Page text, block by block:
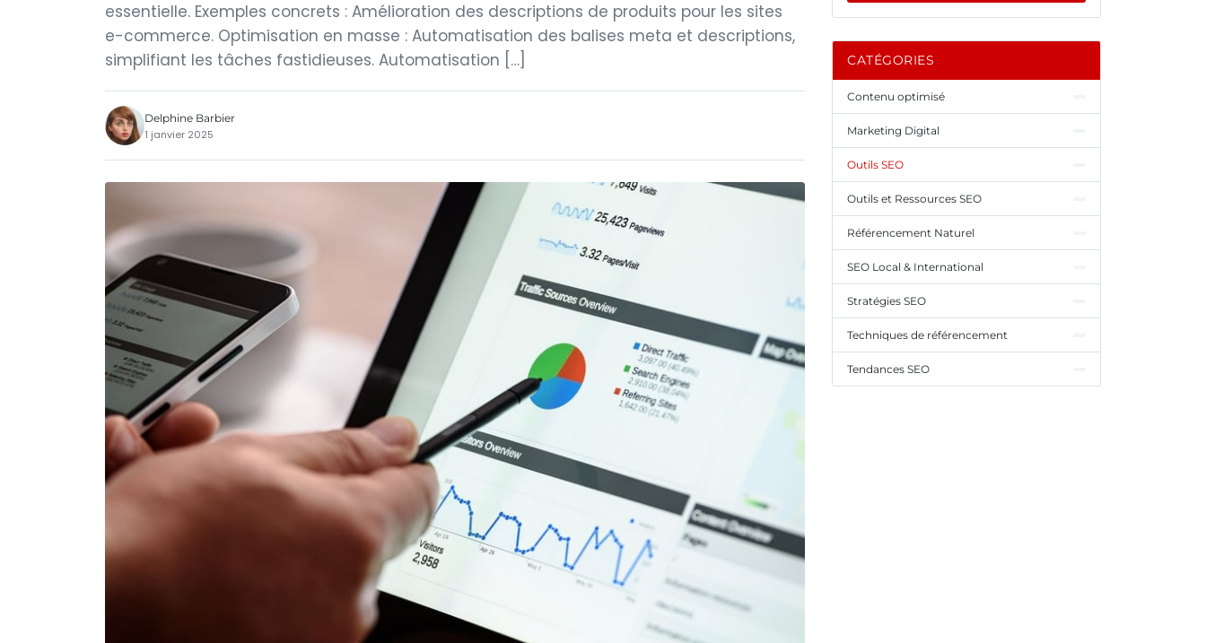
essentielle. Exemples concrets : Amélioration des descriptions de produits pour les sites
e-commerce. Optimisation en masse : Automatisation des balises meta et descriptions,
simplifiant les tâches fastidieuses. Automatisation […]
Delphine Barbier
1 janvier 2025
CATÉGORIES
Contenu optimisé
Marketing Digital
Outils SEO
Outils et Ressources SEO
Référencement Naturel
SEO Local & International
Stratégies SEO
Techniques de référencement
Tendances SEO